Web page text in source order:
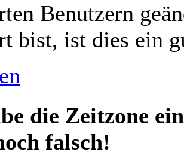
Benutzern
bist, ist dies ein
die Zeitzone
falsch!